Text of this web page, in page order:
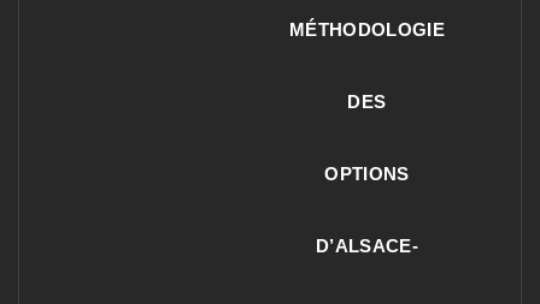
MÉTHODOLOGIE
DES
OPTIONS
D’ALSACE-